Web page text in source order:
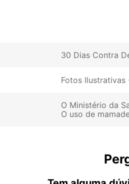
30 Dias Contra
Fotos
O Ministério da
O uso de